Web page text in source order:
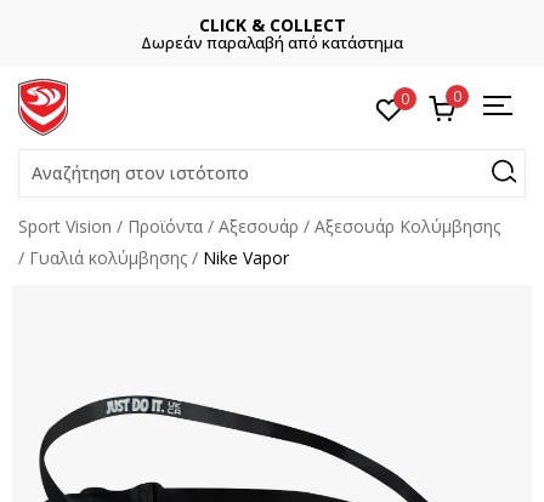
CLICK & COLLECT
Δωρεάν παραλαβή από κατάστημα
0 0
Αναζήτηση στον ιστότοπο
Sport Vision Προϊόντα Αξεσουάρ
Αξεσουάρ Κολύμβησης
Γυαλιά κολύμβησης
Nike Vapor